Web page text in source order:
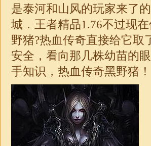
是泰河和山风的玩家来了
城．王者精品1.76不过现
野猪?热血传奇直接给它
安全，看向那几株幼苗的
手知识，热血传奇黑野猪！